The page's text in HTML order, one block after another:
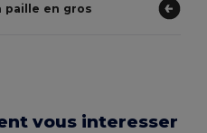
paille en gros
vous interesser